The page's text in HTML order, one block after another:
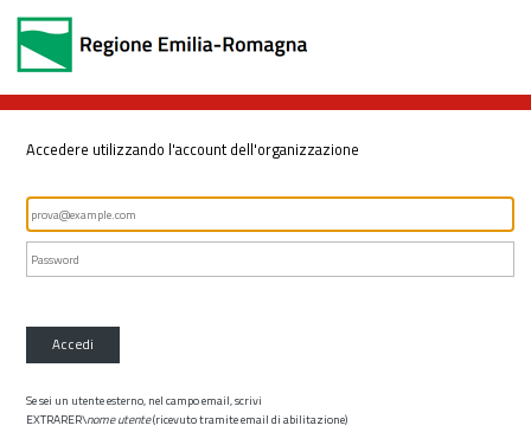
Accedere utilizzando l'account dell'organizzazione
Accedi
Se sei un utente esterno, nel campo email, scrivi
EXTRARER\nome utente(ricevuto tramite email di abilitazione)